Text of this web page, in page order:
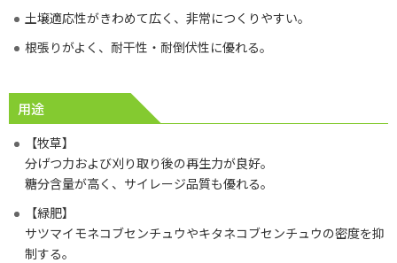
土壌適応性がきわめて広く、非常につくりやすい。
根張りがよく、耐干性・耐倒伏性に優れる。
用途
【牧草】
分げつ力および刈り取り後の再生力が良好。
糖分含量が高く、サイレージ品質も優れる。
【緑肥】
サツマイモネコブセンチュウやキタネコブセンチュウの密度を抑
制する。